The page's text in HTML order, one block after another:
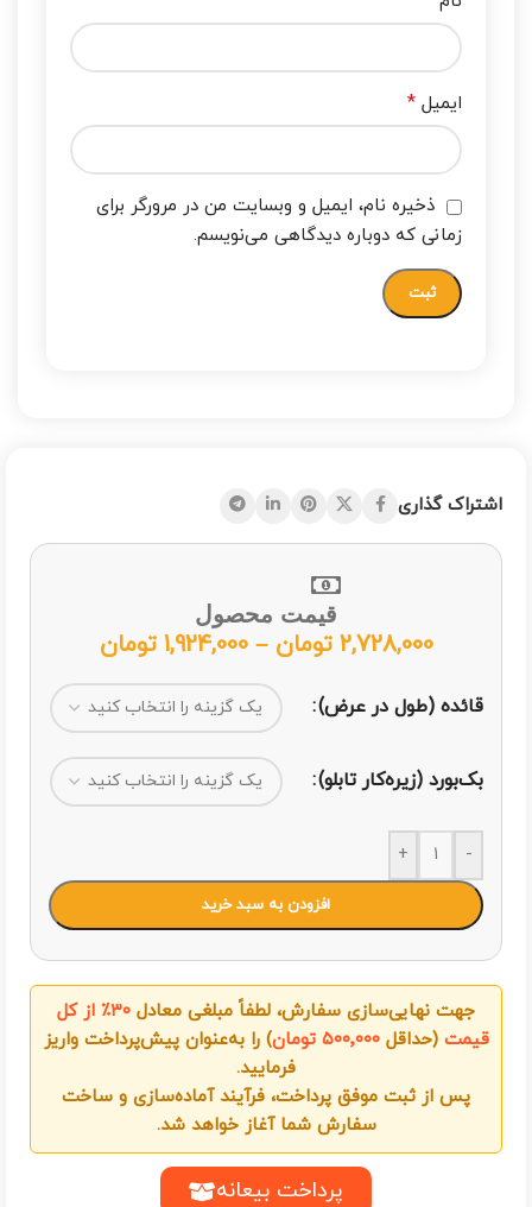
ایمیل *
ذخیره نام، ایمیل و وبسایت من در مرورگر برای
زمانی که دوباره دیدگاهی می‌نویسم.
اشتراک گذاری
قیمت محصول
2,728,000 تومان –
1,924,000 تومان
قائده (طول در عرض)
بک‌بورد (زیره‌کار تابلو)
-
+
افزودن به سبد خرید
جهت نهایی‌سازی سفارش، لطفاً مبلغی معادل
۳۰٪ از کل
قیمت (حداقل۵۰۰٬۰۰۰ تومان
) را به‌عنوان پیش‌پرداخت واریز
فرمایید.
پس از ثبت موفق پرداخت، فرآیند آماده‌سازی و ساخت
سفارش شما آغاز خواهد شد.
پرداخت بیعانه